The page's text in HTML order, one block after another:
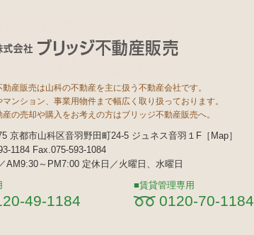
動産販売は山科の不動産を主に扱う不動産会社です。
ンション、事業用物件まで幅広く取り扱っております。
産の売却や購入をお考えの方はブリッジ不動産販売へ。
京都市山科区音羽野田町24-5 ジュネス音羽１F［ Map］
1184 Fax.075-593-1084
AM9:30～PM7:00 定休日／火曜日、水曜日
49-1184
賃貸管理専用
0120-70-1184